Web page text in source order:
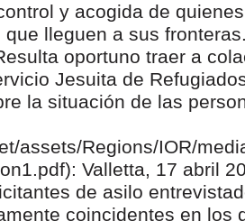
y acogida de
lleguen a sus
oportuno traer a
Jesuita de
la situación de las
assets/Regions/IOR/
Valletta, 17 abril
de asilo
coincidentes en los